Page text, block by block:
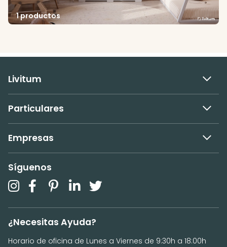
1 productos
Livitum
Particulares
Empresas
Síguenos
¿Necesitas Ayuda?
Horario de oficina de Lunes a Viernes de 9:30h a 18:00h